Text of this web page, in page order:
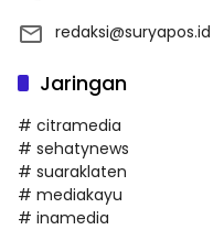
redaksi@suryapos.id
Jaringan
# citramedia
# sehatynews
# suaraklaten
# mediakayu
# inamedia